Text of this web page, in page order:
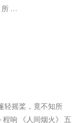
所 …
轻摇桨，竟不知所
响 《人间烟火》 五